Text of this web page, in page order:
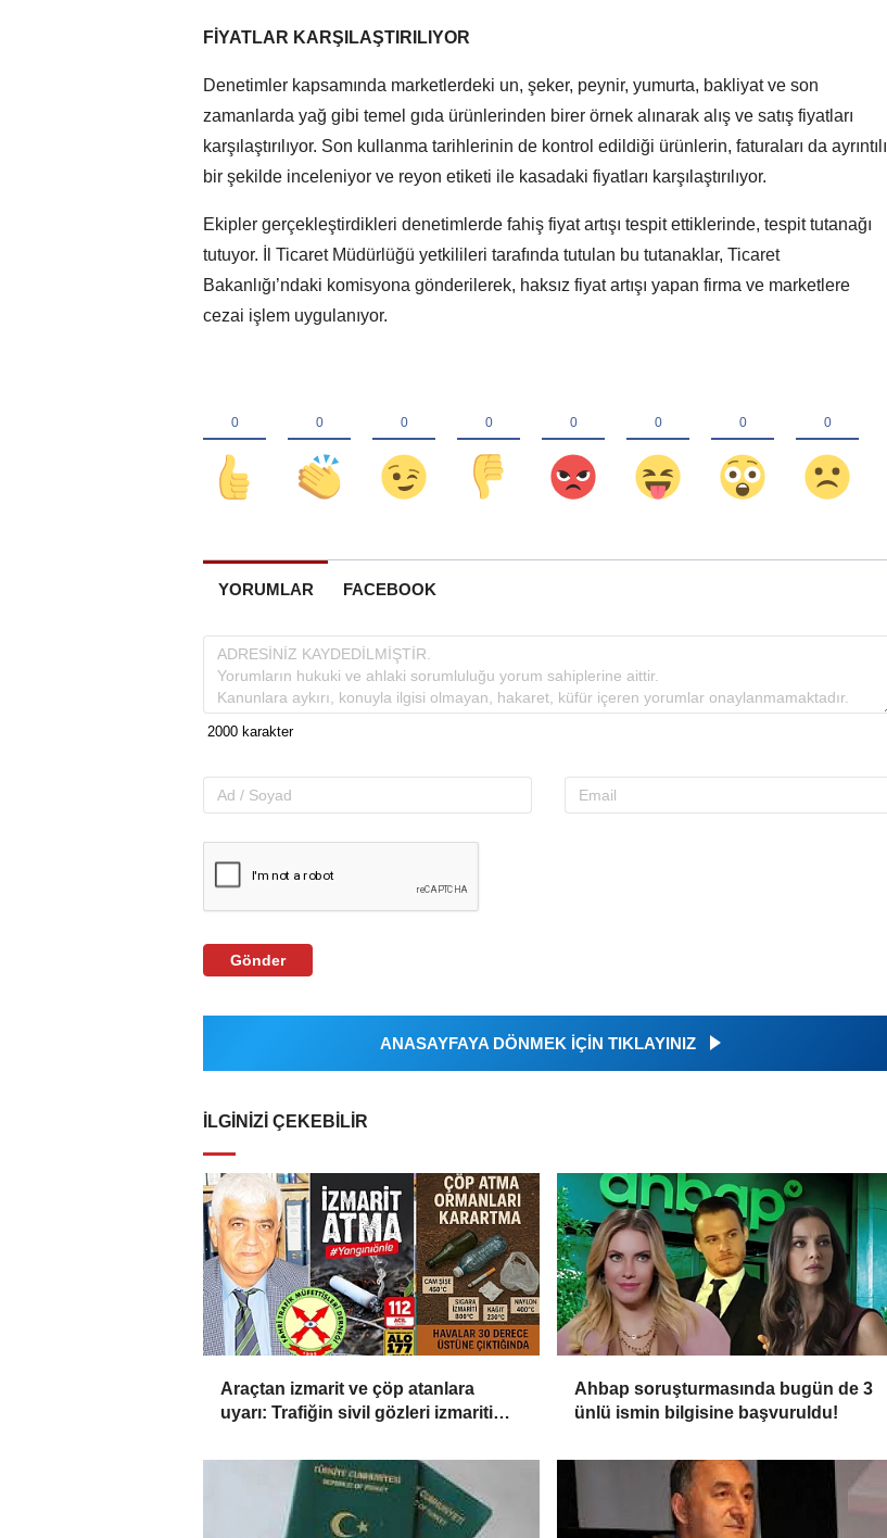
FİYATLAR KARŞILAŞTIRILIYOR
Denetimler kapsamında marketlerdeki un, şeker, peynir, yumurta, bakliyat ve son
zamanlarda yağ gibi temel gıda ürünlerinden birer örnek alınarak alış ve satış fiyatları
karşılaştırılıyor. Son kullanma tarihlerinin de kontrol edildiği ürünlerin, faturaları da ayrıntılı
bir şekilde inceleniyor ve reyon etiketi ile kasadaki fiyatları karşılaştırılıyor.
Ekipler gerçekleştirdikleri denetimlerde fahiş fiyat artışı tespit ettiklerinde, tespit tutanağı
tutuyor. İl Ticaret Müdürlüğü yetkilileri tarafında tutulan bu tutanaklar, Ticaret
Bakanlığı’ndaki komisyona gönderilerek, haksız fiyat artışı yapan firma ve marketlere
cezai işlem uygulanıyor.
YORUMLAR FACEBOOK
Gönder
ANASAYFAYA DÖNMEK İÇİN TIKLAYINIZ
İLGINIZI ÇEKEBILIR
Araçtan izmarit ve çöp atanlara
uyarı: Trafiğin sivil gözleri izmariti
Ahbap soruşturmasında bugün de 3
ünlü ismin bilgisine başvuruldu!